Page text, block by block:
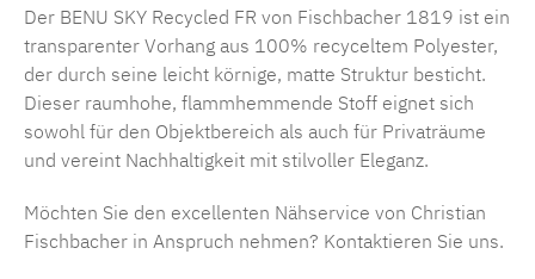
Der BENU SKY Recycled FR von Fischbacher 1819 ist ein
transparenter Vorhang aus 100% recyceltem Polyester,
der durch seine leicht körnige, matte Struktur besticht.
Dieser raumhohe, flammhemmende Stoff eignet sich
sowohl für den Objektbereich als auch für Privaträume
und vereint Nachhaltigkeit mit stilvoller Eleganz.
Möchten Sie den excellenten Nähservice von Christian
Fischbacher in Anspruch nehmen? Kontaktieren Sie uns.